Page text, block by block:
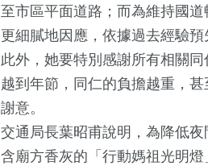
至市區平面道路；而為維持國
更細膩地因應，依據過去經驗預
此外，她要特別感謝所有相關
越到年節，同仁的負擔越重，
謝意。
交通局長葉昭甫說明，為降低
含廟方香灰的「行動媽祖光明